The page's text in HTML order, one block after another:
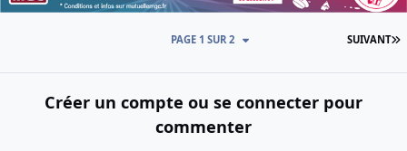
SUIVANT
PAGE 1 SUR 2
Créer un compte ou se connecter pour
commenter